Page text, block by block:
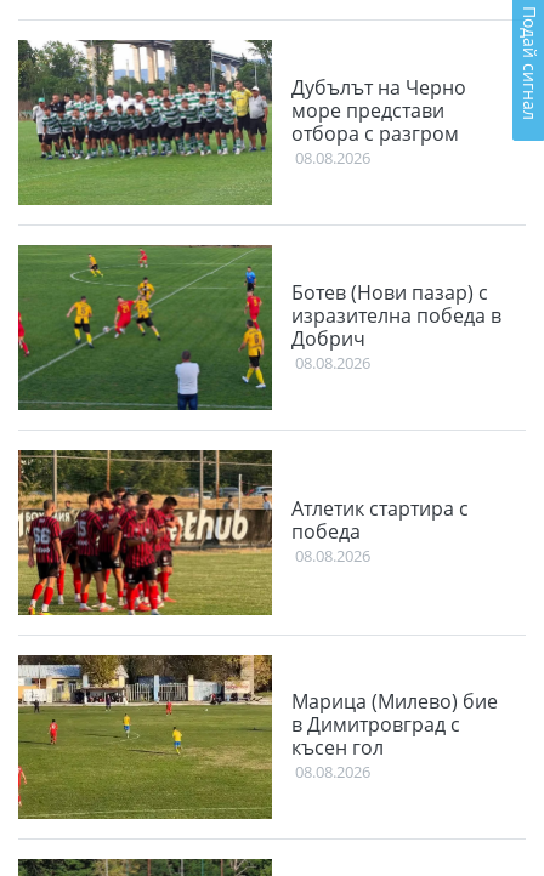
Дубълът на Черно
море представи
отбора с разгром
08.08.2026
Ботев (Нови пазар) с
изразителна победа в
Добрич
08.08.2026
Атлетик стартира с
победа
08.08.2026
Марица (Милево) бие
в Димитровград с
късен гол
08.08.2026
Подай сигнал